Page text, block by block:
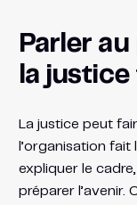
Parler
la
La justice peut
l’organisation fait
expliquer le
préparer l’avenir.